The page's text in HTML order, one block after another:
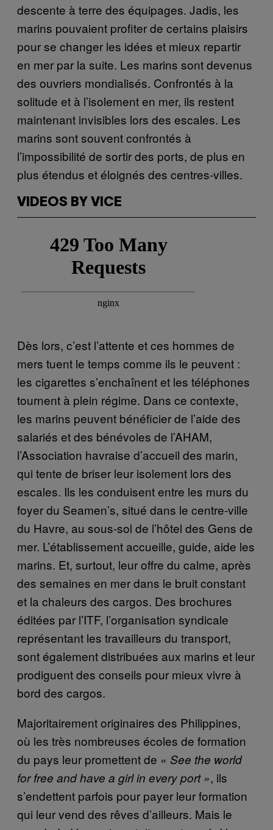
descente à terre des équipages. Jadis, les
marins pouvaient profiter de certains plaisirs
pour se changer les idées et mieux repartir
en mer par la suite. Les marins sont devenus
des ouvriers mondialisés. Confrontés à la
solitude et à l’isolement en mer, ils restent
maintenant invisibles lors des escales. Les
marins sont souvent confrontés à
l’impossibilité de sortir des ports, de plus en
plus étendus et éloignés des centres-villes.
VIDEOS BY VICE
Dès lors, c’est l’attente et ces hommes de
mers tuent le temps comme ils le peuvent :
les cigarettes s’enchaînent et les téléphones
tournent à plein régime. Dans ce contexte,
les marins peuvent bénéficier de l’aide des
salariés et des bénévoles de l’AHAM,
l’Association havraise d’accueil des marin,
qui tente de briser leur isolement lors des
escales. Ils les conduisent entre les murs du
foyer du Seamen’s, situé dans le centre-ville
du Havre, au sous-sol de l’hôtel des Gens de
mer. L’établissement accueille, guide, aide les
marins. Et, surtout, leur offre du calme, après
des semaines en mer dans le bruit constant
et la chaleurs des cargos. Des brochures
éditées par l’ITF, l’organisation syndicale
représentant les travailleurs du transport,
sont également distribuées aux marins et leur
prodiguent des conseils pour mieux vivre à
bord des cargos.
Majoritairement originaires des Philippines,
où les très nombreuses écoles de formation
du pays leur promettent de « See the world
for free and have a girl in every port », ils
s’endettent parfois pour payer leur formation
qui leur vend des rêves d’ailleurs. Mais le